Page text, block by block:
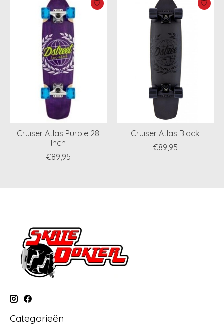
Cruiser Atlas Purple 28
Inch
€89,95
Cruiser Atlas Black
€89,95
Categorieën